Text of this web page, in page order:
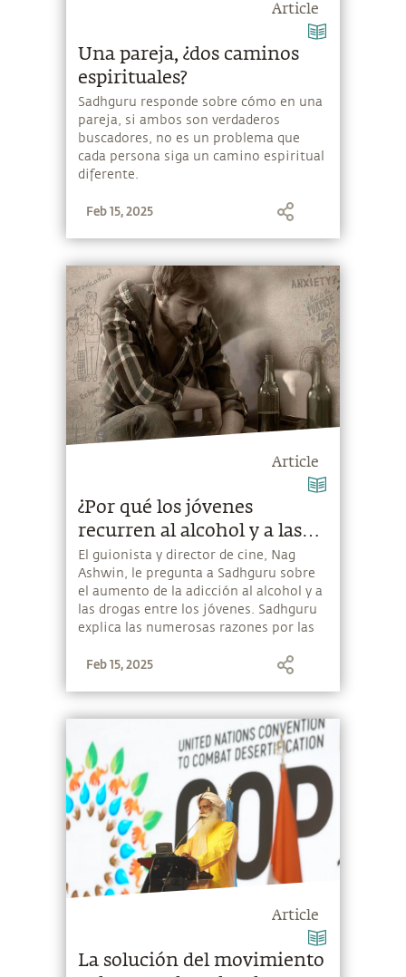
Article
Una pareja, ¿dos caminos
espirituales?
Sadhguru responde sobre cómo en una
pareja, si ambos son verdaderos
buscadores, no es un problema que
cada persona siga un camino espiritual
diferente.
Feb 15, 2025
Article
¿Por qué los jóvenes
recurren al alcohol y a las
drogas?
El guionista y director de cine, Nag
Ashwin, le pregunta a Sadhguru sobre
el aumento de la adicción al alcohol y a
las drogas entre los jóvenes. Sadhguru
explica las numerosas razones por las
drogas y al alcohol, y ofrece soluciones
grandes de la vida.
Feb 15, 2025
Article
La solución del movimiento